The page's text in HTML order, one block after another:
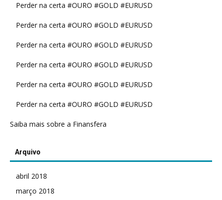
Perder na certa #OURO #GOLD #EURUSD
Perder na certa #OURO #GOLD #EURUSD
Perder na certa #OURO #GOLD #EURUSD
Perder na certa #OURO #GOLD #EURUSD
Perder na certa #OURO #GOLD #EURUSD
Perder na certa #OURO #GOLD #EURUSD
Saiba mais sobre a Finansfera
Arquivo
abril 2018
março 2018